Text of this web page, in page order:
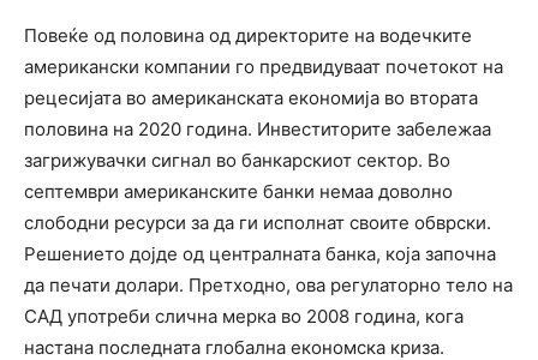
Повеќе од половина од директорите на водечките
американски компании го предвидуваат почетокот на
рецесијата во американската економија во втората
половина на 2020 година. Инвеститорите забележаа
загрижувачки сигнал во банкарскиот сектор. Во
септември американските банки немаа доволно
слободни ресурси за да ги исполнат своите обврски.
Решението дојде од централната банка, која започна
да печати долари. Претходно, ова регулаторно тело на
САД употреби слична мерка во 2008 година, кога
настана последната глобална економска криза.